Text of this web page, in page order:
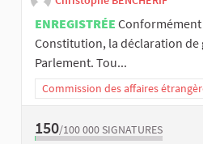
ENREGISTRÉE Conformément
Constitution, la déclaration de
Parlement. Tou...
Commission des affaires
150/100 000 SIGNATURES